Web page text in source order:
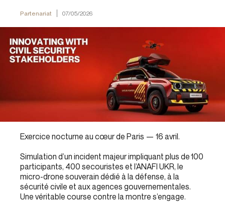
Partenariat 07/05/2026
Exercice nocturne au cœur de Paris — 16 avril.
Simulation d’un incident majeur impliquant plus de 100
participants, 400 secouristes et l’ANAFI UKR, le
micro-drone souverain dédié à la défense, à la
sécurité civile et aux agences gouvernementales.
Une véritable course contre la montre s’engage.